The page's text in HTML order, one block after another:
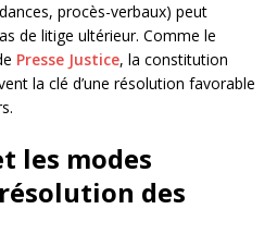
procès-verbaux) peut
de litige ultérieur. Comme le
Presse Justice, la constitution
la clé d’une résolution favorable
les modes
des